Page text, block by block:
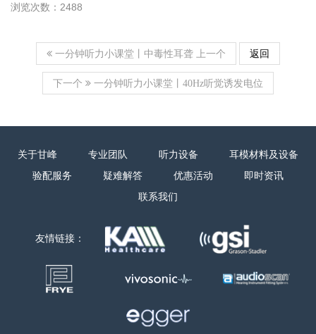
浏览次数：2488
一分钟听力小课堂丨中毒性耳聋 上一个 返回
下一个 一分钟听力小课堂丨40Hz听觉诱发电位
关于甘峰 专业团队 听力设备
耳模材料及设备
验配服务
疑难解答 优惠活动
即时资讯
联系我们
友情链接：